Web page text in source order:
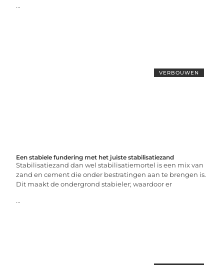
...
VERBOUWEN
Een stabiele fundering met het juiste stabilisatiezand
Stabilisatiezand dan wel stabilisatiemortel is een mix van
zand en cement die onder bestratingen aan te brengen is.
Dit maakt de ondergrond stabieler; waardoor er
...